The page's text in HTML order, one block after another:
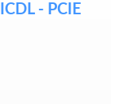
- PCIE